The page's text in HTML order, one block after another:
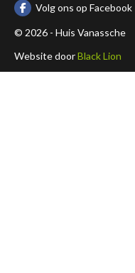
Volg ons op Facebook
© 2026 - Huis Vanassche
Website doorBlack Lion